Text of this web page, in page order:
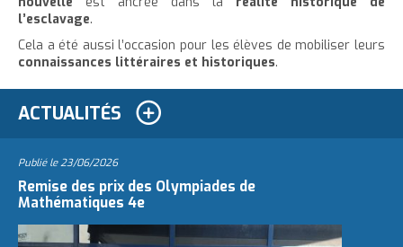
l’esclavage.
Cela a été aussi l’occasion pour les élèves de mobiliser leurs
connaissances littéraires et historiques.
ACTUALITÉS
Publié le23/06/2026
Remise des prix des Olympiades de
Mathématiques 4e